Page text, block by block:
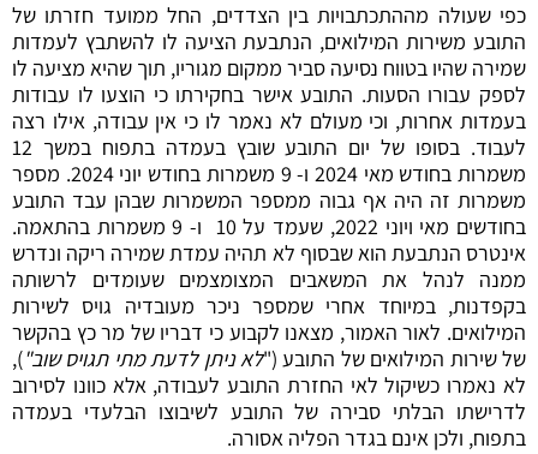
כפי שעולה מההתכתבויות בין הצדדים, החל ממועד חזרתו של
התובע משירות המילואים, הנתבעת הציעה לו להשתבץ לעמדות
שמירה שהיו בטווח נסיעה סביר ממקום מגוריו, תוך שהיא מציעה לו
לספק עבורו הסעות. התובע אישר בחקירתו כי הוצעו לו עבודות
בעמדות אחרות, וכי מעולם לא נאמר לו כי אין עבודה, אילו רצה
לעבוד. בסופו של יום התובע שובץ בעמדה בתפוח במשך 12
משמרות בחודש מאי 2024 ו- 9 משמרות בחודש יוני 2024. מספר
משמרות זה היה אף גבוה ממספר המשמרות שבהן עבד התובע
בחודשים מאי ויוני 2022, שעמד על 10 ו- 9 משמרות בהתאמה.
אינטרס הנתבעת הוא שבסוף לא תהיה עמדת שמירה ריקה ונדרש
ממנה לנהל את המשאבים המצומצמים שעומדים לרשותה
בקפדנות, במיוחד אחרי שמספר ניכר מעובדיה גויס לשירות
המילואים. לאור האמור, מצאנו לקבוע כי דבריו של מר כץ בהקשר
של שירות המילואים של התובע ("לא ניתן לדעת מתי תגויס שוב"
),
לא נאמרו כשיקול לאי החזרת התובע לעבודה, אלא כוונו לסירוב
לדרישתו הבלתי סבירה של התובע לשיבוצו הבלעדי בעמדה
בתפוח, ולכן אינם בגדר הפליה אסורה.